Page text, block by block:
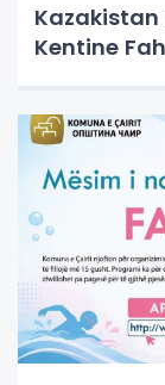
Kazakistan
Kentine